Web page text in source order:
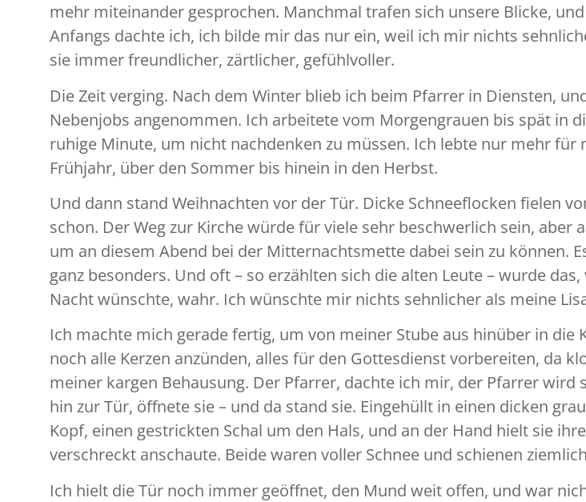
mehr miteinander gesprochen. Manchmal trafen sich unsere Blicke,
Anfangs dachte ich, ich bilde mir das nur ein, weil ich mir nichts
sie immer freundlicher, zärtlicher, gefühlvoller.
Die Zeit verging. Nach dem Winter blieb ich beim Pfarrer in Diensten,
Nebenjobs angenommen. Ich arbeitete vom Morgengrauen bis spät in
ruhige Minute, um nicht nachdenken zu müssen. Ich lebte nur mehr für
Frühjahr, über den Sommer bis hinein in den Herbst.
Und dann stand Weihnachten vor der Tür. Dicke Schneeflocken fielen
schon. Der Weg zur Kirche würde für viele sehr beschwerlich sein, aber
um an diesem Abend bei der Mitternachtsmette dabei sein zu können.
ganz besonders. Und oft – so erzählten sich die alten Leute – wurde
Nacht wünschte, wahr. Ich wünschte mir nichts sehnlicher als meine
Ich machte mich gerade fertig, um von meiner Stube aus hinüber in die
noch alle Kerzen anzünden, alles für den Gottesdienst vorbereiten, da
meiner kargen Behausung. Der Pfarrer, dachte ich mir, der Pfarrer wird
hin zur Tür, öffnete sie – und da stand sie. Eingehüllt in einen dicken
Kopf, einen gestrickten Schal um den Hals, und an der Hand hielt sie
verschreckt anschaute. Beide waren voller Schnee und schienen
Ich hielt die Tür noch immer geöffnet, den Mund weit offen, und war